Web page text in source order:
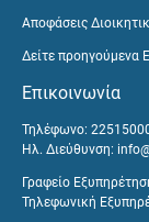
Αποφάσεις
Δείτε προηγούμενα
Επικοινωνία
Τηλέφωνο:
Ηλ. Διεύθυνση:
Γραφείο
Τηλεφωνική